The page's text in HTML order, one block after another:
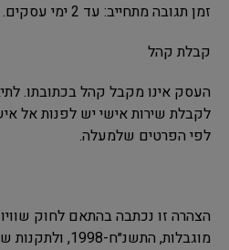
זמן תגובה מתחייב: עד 2 ימי עסקים.
קבלת קהל
העסק אינו מקבל קהל בכתובתו.
לקבלת שירות אישי יש לפנות אל
לפי הפרטים שלמעלה.
הצהרה זו נכתבה בהתאם לחוק
מוגבלות, התשנ״ח-